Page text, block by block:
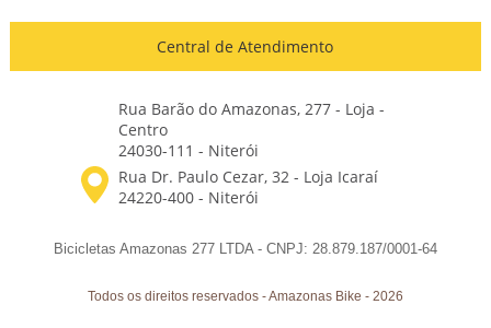
Central de Atendimento
Rua Barão do Amazonas, 277 - Loja -
Centro
24030-111 - Niterói
Bicicletas Amazonas 277 LTDA - CNPJ: 28.879.187/0001-64
Todos os direitos reservados -Amazonas Bike -2026